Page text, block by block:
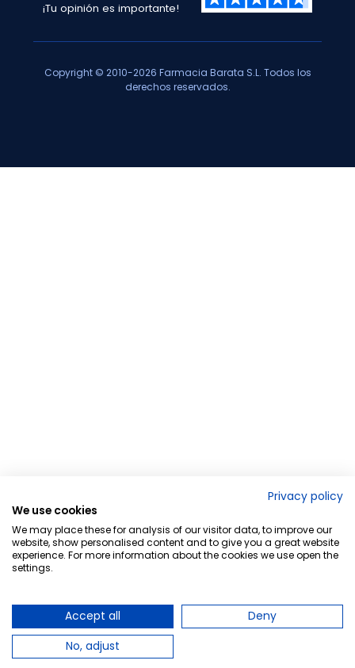
¡Tu opinión es importante!
Copyright © 2010-2026 Farmacia Barata S.L. Todos los
derechos reservados.
Privacy policy
We use cookies
We may place these for analysis of our visitor data, to improve our
website, show personalised content and to give you a great website
experience. For more information about the cookies we use open the
settings.
Accept all
Deny
No, adjust